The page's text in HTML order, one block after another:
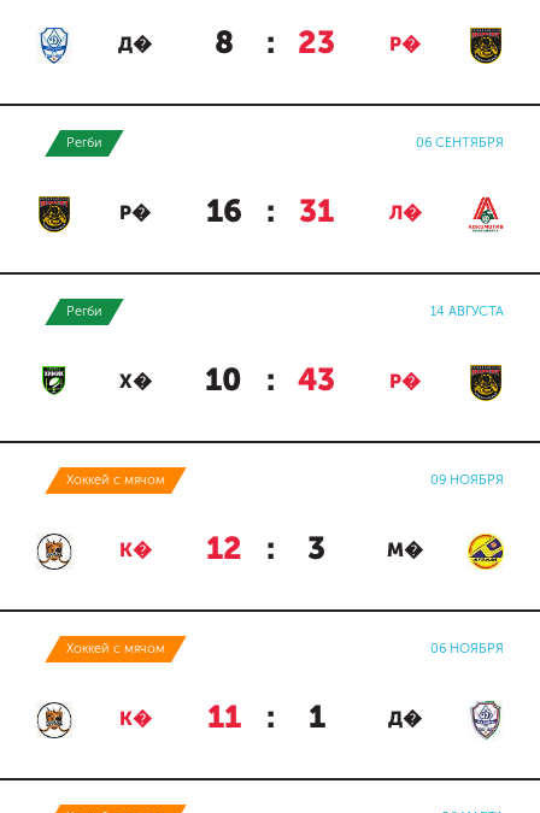
Д� 8 : 23 Р�
Регби 06 СЕНТЯБРЯ
Р� 16 : 31 Л�
Регби 14 АВГУСТА
Х� 10 : 43 Р�
Хоккей с мячом 09 НОЯБРЯ
К� 12 : 3 М�
Хоккей с мячом 06 НОЯБРЯ
К� 11 : 1 Д�